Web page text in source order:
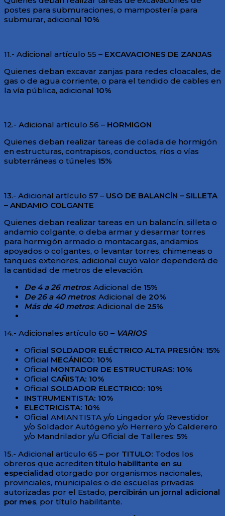
postes para submuraciones, o mampostería para
submurar, adicional 10%
11.- Adicional artículo 55 – EXCAVACIONES DE ZANJAS
Quienes deban excavar zanjas para redes cloacales, de
gas o de agua corriente, o para el tendido de cables en
la vía pública, adicional 10%
12.- Adicional artículo 56 – HORMIGON
Quienes deban realizar tareas de colada de hormigón
en estructuras, contrapisos, conductos, ríos o vías
subterráneas o túneles 15%
13.- Adicional artículo 57 – USO DE BALANCÍN – SILLETA
– ANDAMIO COLGANTE
Quienes deban realizar tareas en un balancín, silleta o
andamio colgante, o deba armar y desarmar torres
para hormigón armado o montacargas, andamios
apoyados o colgantes, o levantar torres, chimeneas o
tanques exteriores, adicional cuyo valor dependerá de
la cantidad de metros de elevación.
De 4 a 26 metros: Adicional de 15%
De 26 a 40 metros: Adicional de 20%
Más de 40 metros: Adicional de 25%
14.- Adicionales artículo 60 – VARIOS
Oficial SOLDADOR ELÉCTRICO ALTA PRESIÓN: 15%
Oficial MECÁNICO: 10%
Oficial MONTADOR DE ESTRUCTURAS: 10%
Oficial CAÑISTA: 10%
Oficial SOLDADOR ELECTRICO: 10%
INSTRUMENTISTA: 10%
ELECTRICISTA: 10%
Oficial AMIANTISTA y/o Lingador y/o Revestidor
y/o Soldador Autógeno y/o Herrero y/o Calderero
y/o Mandrilador y/u Oficial de Talleres: 5%
15.- Adicional articulo 65 – por TITULO: Todos los
obreros que acreditentitulo habilitante en su
especialidad otorgado por organismos nacionales,
provinciales, municipales o de escuelas privadas
autorizadas por el Estado, percibirán un jornal adicional
por mes, por título habilitante.